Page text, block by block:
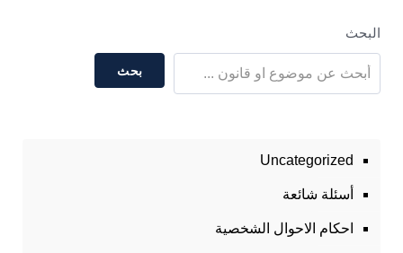
البحث
بحث
Uncategorized
أسئلة شائعة
احكام الاحوال الشخصية